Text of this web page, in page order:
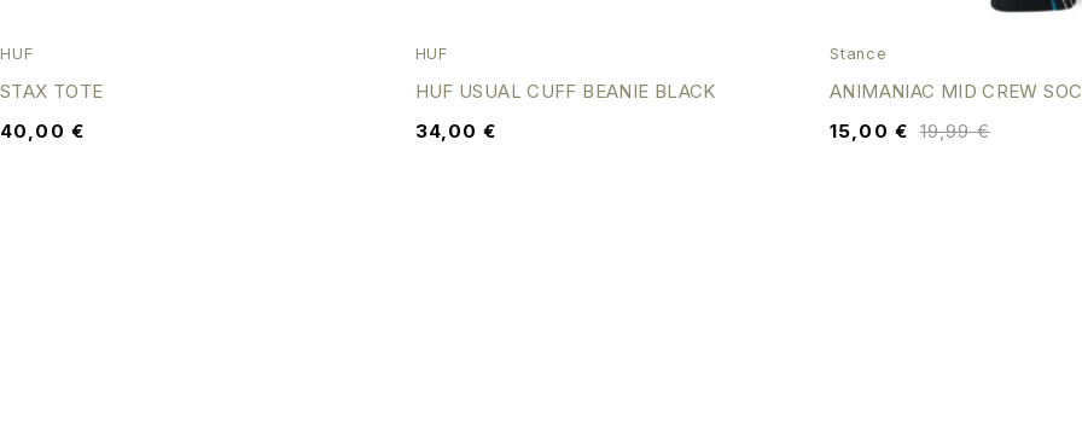
HUF
STAX TOTE
40,00 €
HUF
HUF USUAL CUFF BEANIE BLACK
34,00€
Stance
ANIMANIAC MID CREW
19,99€
15,00 €